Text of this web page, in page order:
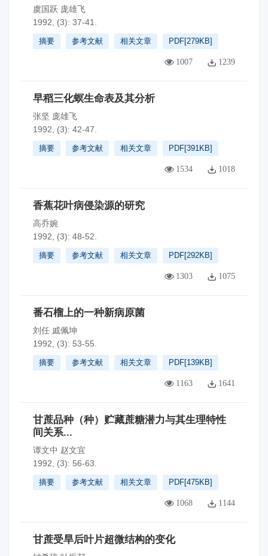
虞国跃 庞雄飞
1992, (3): 37-41.
摘要 参考文献 相关文章 PDF[279KB]
1007 1239
早稻三化螟生命表及其分析
张坚 庞雄飞
1992, (3): 42-47.
摘要 参考文献 相关文章 PDF[391KB]
1534 1018
香蕉花叶病侵染源的研究
高乔婉
1992, (3): 48-52.
摘要 参考文献 相关文章 PDF[292KB]
1303 1075
番石榴上的一种新病原菌
刘任 戚佩坤
1992, (3): 53-55.
摘要 参考文献 相关文章 PDF[139KB]
1163 1641
甘蔗品种（种）贮藏蔗糖潜力与其生理特性
间关系...
谭文中 赵文宜
1992, (3): 56-63.
摘要 参考文献 相关文章 PDF[475KB]
1068 1144
甘蔗受旱后叶片超微结构的变化